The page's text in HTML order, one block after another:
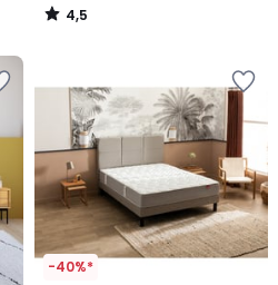
4,5
/
-40%*